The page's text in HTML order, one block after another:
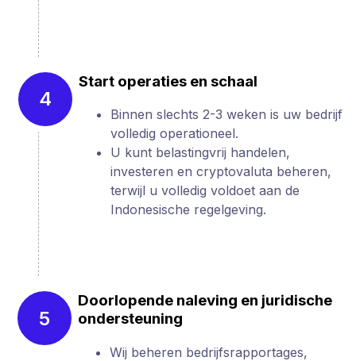
4
Start operaties en schaal
Binnen slechts 2-3 weken is uw bedrijf
volledig operationeel.
U kunt belastingvrij handelen,
investeren en cryptovaluta beheren,
terwijl u volledig voldoet aan de
Indonesische regelgeving.
5
Doorlopende naleving en juridische
ondersteuning
Wij beheren bedrijfsrapportages,